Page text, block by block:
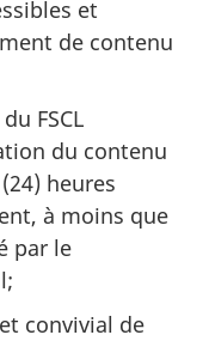
et
de contenu
FSCL
du contenu
heures
à moins que
par le
convivial de